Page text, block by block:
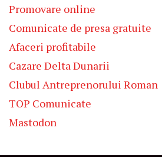
Promovare online
Comunicate de presa gratuite
Afaceri profitabile
Cazare Delta Dunarii
Clubul Antreprenorului Roman
TOP Comunicate
Mastodon